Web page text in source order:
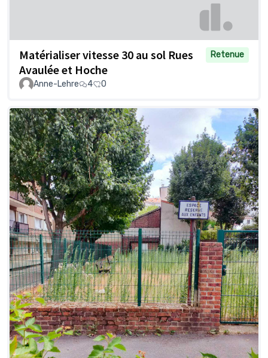
Matérialiser vitesse 30 au sol Rues
Avaulée et Hoche
Retenue
Anne-Lehre 4 0